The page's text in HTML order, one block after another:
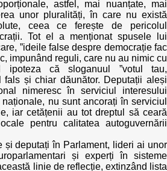
astfel, mai nuanțate, mai
unor pluralități, în care nu există
ceea ce ferește de pericolul
Tot el a menționat spusele lui
”ideile false despre democrație fac
impunând reguli, care nu au nimic cu
ipoteza că sloganuul ”votul tau,
fals și chiar dăunător. Deputații aleși
nimeresc în serviciul interesului
nu sunt ancorați în serviciul
iar cetățenii au tot dreptul să ceară
pentru calitatea autoguvernării
și deputați în Parlament, lideri ai unor
și experți în sisteme
linie de reflecție, extinzând lista